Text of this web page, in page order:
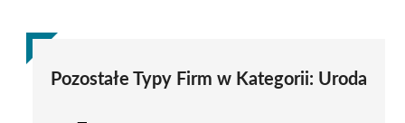
Pozostałe Typy Firm w Kategorii: Uroda